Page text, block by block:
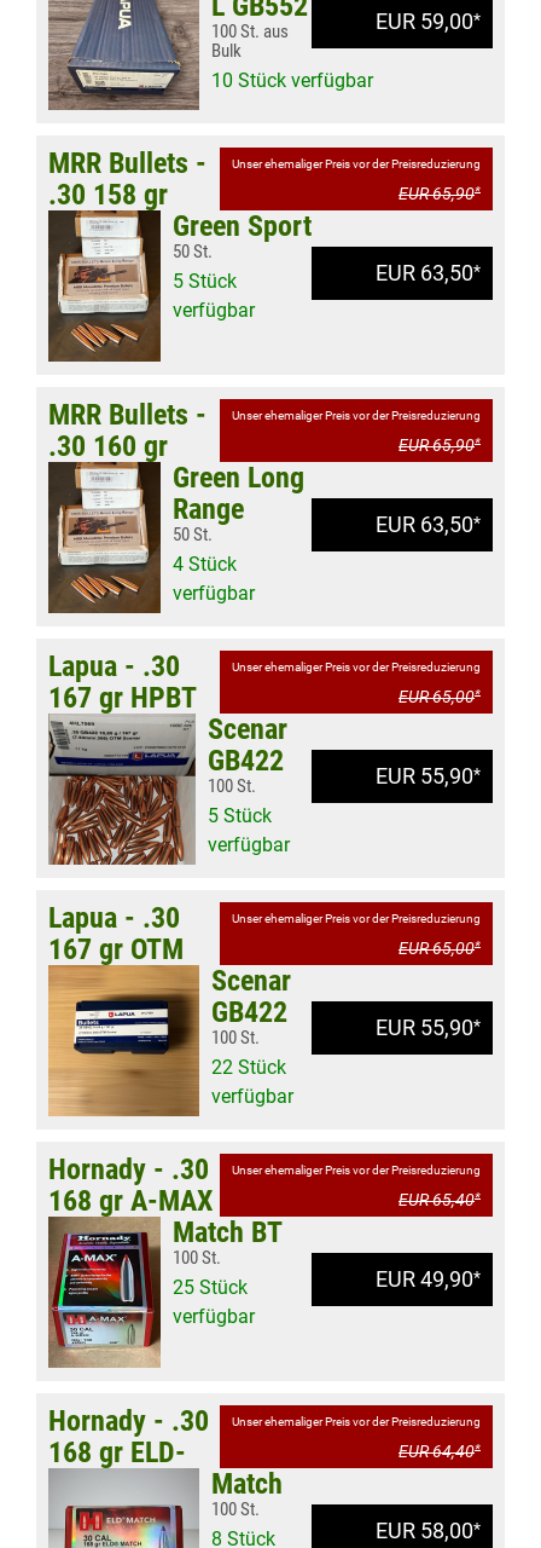
EUR 59,00*
100 St. aus
Bulk
10 Stück verfügbar
Unser ehemaliger Preis vor der Preisreduzierung
EUR 65,90*
EUR 63,50*
MRR Bullets -
.30 158 gr
Green Sport
50 St.
5 Stück
verfügbar
Unser ehemaliger Preis vor der Preisreduzierung
EUR 65,90*
EUR 63,50*
MRR Bullets -
.30 160 gr
Green Long
Range
50 St.
4 Stück
verfügbar
Unser ehemaliger Preis vor der Preisreduzierung
EUR 65,00*
EUR 55,90*
Lapua - .30
167 gr HPBT
Scenar
GB422
100 St.
5 Stück
verfügbar
Unser ehemaliger Preis vor der Preisreduzierung
EUR 65,00*
EUR 55,90*
Lapua - .30
167 gr OTM
Scenar
GB422
100 St.
22 Stück
verfügbar
Unser ehemaliger Preis vor der Preisreduzierung
EUR 65,40*
EUR 49,90*
Hornady - .30
168 gr A-MAX
Match BT
100 St.
25 Stück
verfügbar
Unser ehemaliger Preis vor der Preisreduzierung
EUR 64,40*
EUR 58,00*
Hornady - .30
168 gr ELD-
Match
100 St.
8 Stück